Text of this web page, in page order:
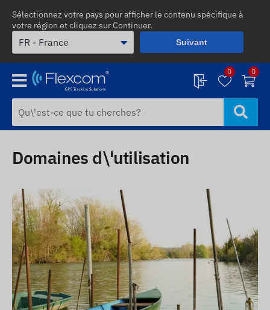
Sélectionnez votre pays pour afficher le contenu spécifique à
votre région et cliquez sur Continuer.
Suivant
0 0
Domaines d\'utilisation